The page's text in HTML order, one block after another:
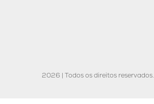
2026 | Todos os direitos reservados.